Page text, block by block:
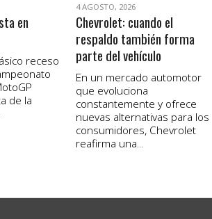
en
receso
de la
4 AGOSTO, 2026
Chevrolet: cuando el
respaldo también forma
parte del vehículo
En un mercado automotor
que evoluciona
constantemente y ofrece
nuevas alternativas para los
consumidores, Chevrolet
reafirma una...